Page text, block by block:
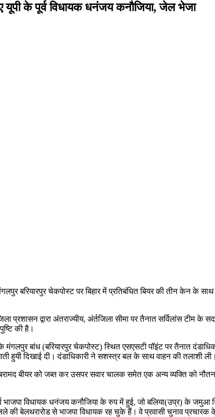
यूपी के पूर्व विधायक धनंजय कनौजिया, जेल भेजा
बरियारपुर चेकपोस्ट पर बिहार में प्रतिबंधित बियर की तीन केन
प्रशासन द्वारा अंतराज्यीय, अंर्तजिला सीमा पर तैनात सर्विलांस टीम
की है।
मंगलपुर बांध (बरियारपुर चेकपोस्ट) स्थित एसएसटी पॉइंट पर तैनात
हुयी दिखाई दी। दंडाधिकारी ने सशस्त्र बल के साथ वाहन की तलाशी
बीयर को जब्त कर उसपर सवार चालक समेत एक अन्य व्यक्ति को
भाजपा विधायक धनंजय कनौजिया के रुप में हुई, जो बलिया(उप्र) के जमुआ
की बेलथरारोड से भाजपा विधायक रह चुके हैं। वे प्रवासी चुनाव